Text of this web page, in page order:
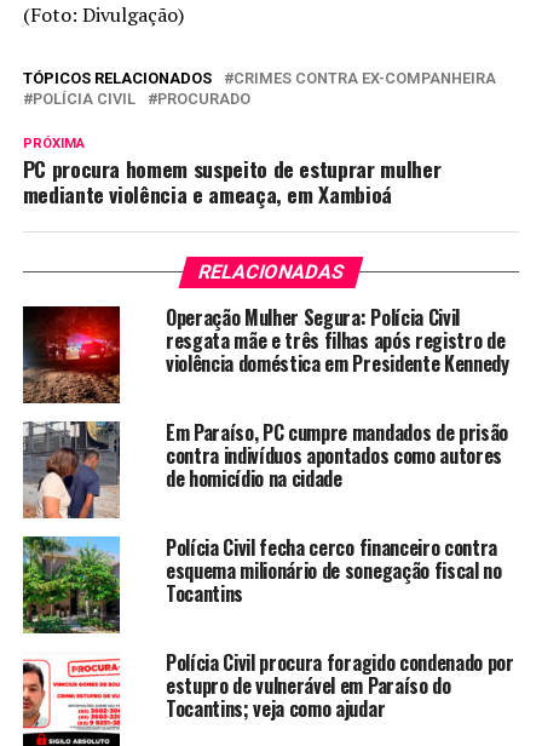
(Foto: Divulgação)
TÓPICOS RELACIONADOS
CRIMES CONTRA EX-COMPANHEIRA
POLÍCIA CIVIL
PROCURADO
PRÓXIMA
PC procura homem suspeito de estuprar mulher
mediante violência e ameaça, em Xambioá
RELACIONADAS
Operação Mulher Segura: Polícia Civil
resgata mãe e três filhas após registro de
violência doméstica em Presidente Kennedy
Em Paraíso, PC cumpre mandados de prisão
contra indivíduos apontados como autores
de homicídio na cidade
Polícia Civil fecha cerco financeiro contra
esquema milionário de sonegação fiscal no
Tocantins
Polícia Civil procura foragido condenado por
estupro de vulnerável em Paraíso do
Tocantins; veja como ajudar